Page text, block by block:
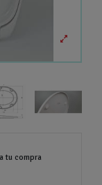
tu compra